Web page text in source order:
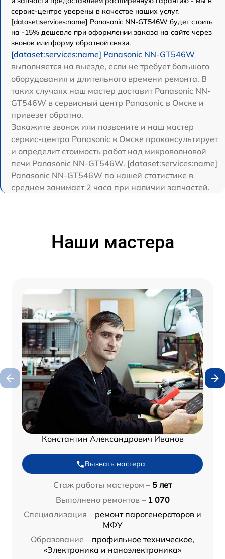
сервис-центре уверены в качестве наших услуг.
[dataset:services:name] Panasonic NN-GT546W будет стоить
на -15% дешевле при оформлении заказа на сайте через
звонок или форму обратной связи.
[dataset:services:name] Panasonic NN-GT546W
выполняется на выезде, если не требует большого
оборудования и длительного времени ремонта. В
таких случаях наш мастер доставит Panasonic NN-
GT546W в сервисный центр Panasonic в Омске и
привезет обратно.
Закажите звонок или позвоните и наш мастер
сервис-центра Panasonic в Омске проконсультирует
и определит стоимость работ над микроволновой
печи Panasonic NN-GT546W. [dataset:services:name]
Panasonic NN-GT546W по нашей статистике в
среднем занимает 2 часа при наличии запчастей.
Наши мастера
Константин Александрович Иванов
Вызвать мастера
Стаж работы мастером – 5 лет
Выполнено ремонтов – 1 070
Специализация – ремонт парогенераторов и
МФУ
Образование – профильное техническое,
«Электроника и наноэлектроника»